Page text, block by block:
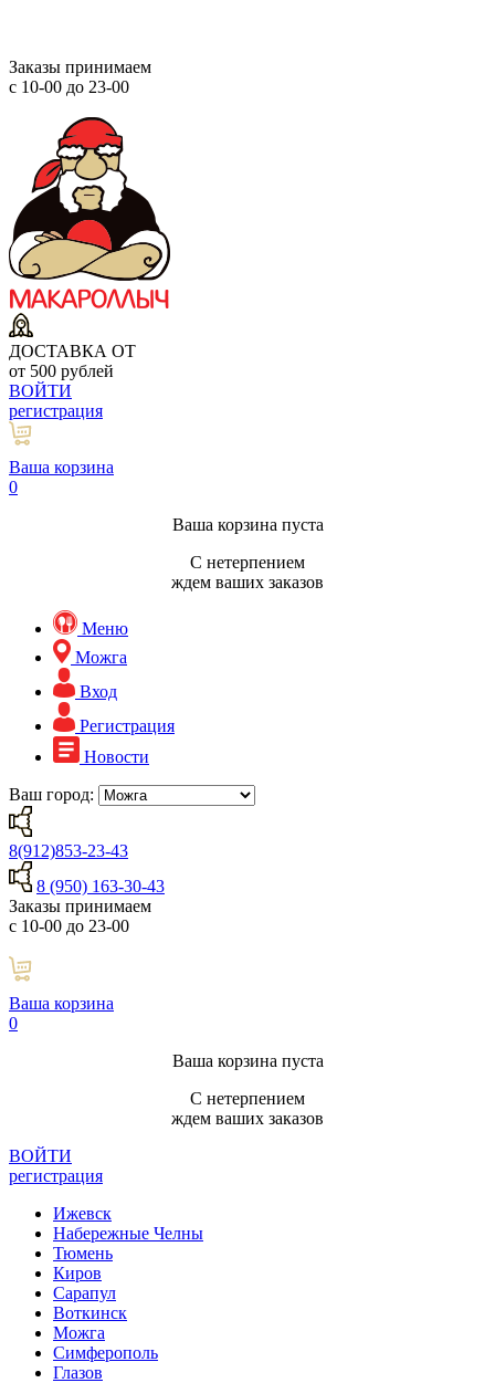
Заказы принимаем
с 10-00 до 23-00
ДОСТАВКА ОТ
от 500 рублей
ВОЙТИ
регистрация
Ваша корзина
0
Ваша корзина пуста
С нетерпением
ждем ваших заказов
Меню
Можга
Вход
Регистрация
Новости
Ваш город:
8(912)853-23-43
8 (950) 163-30-43
Заказы принимаем
с 10-00 до 23-00
Ваша корзина
0
Ваша корзина пуста
С нетерпением
ждем ваших заказов
ВОЙТИ
регистрация
Ижевск
Набережные Челны
Тюмень
Киров
Сарапул
Воткинск
Можга
Симферополь
Глазов